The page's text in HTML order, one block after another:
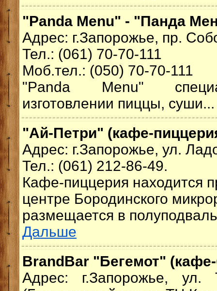
"Panda Menu" - "Панда
Адрес: г.Запорожье, пр.
Тел.: (061) 70-70-111
Моб.тел.: (050) 70-70-111
"Panda Menu"
изготовлении пиццы,
"Ай-Петри" (кафе-
Адрес: г.Запорожье, ул.
Тел.: (061) 212-86-49.
Кафе-пиццерия находится
центре Бородинского
размещается в
Дальше
BrandBar "Бегемот"
Адрес: г.Запорожье, ул.